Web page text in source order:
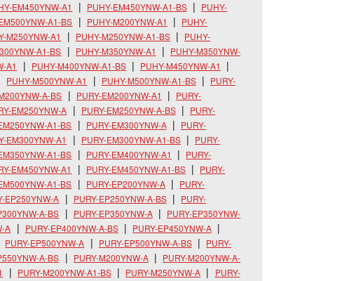
EM450YNW-A1 PUHY-EM450YNW-A1-BS
PUHY-
A1-BS PUHY-M200YNW-A1
PUHY-
M250YNW-A1 PUHY-M250YNW-A1-BS
PUHY-
A1-BS PUHY-M350YNW-A1
PUHY-M350YNW-
A1 PUHY-M400YNW-A1-BS
PUHY-M450YNW-A1
PUHY-M500YNW-A1 PUHY-M500YNW-A1-BS
PURY-
A-BS PURY-EM200YNW-A1
PURY-
EM250YNW-A PURY-EM250YNW-A-BS
PURY-
A1-BS PURY-EM300YNW-A
PURY-
EM300YNW-A1 PURY-EM300YNW-A1-BS
PURY-
A1-BS PURY-EM400YNW-A1
PURY-
EM450YNW-A1 PURY-EM450YNW-A1-BS
PURY-
A1-BS PURY-EP200YNW-A
PURY-
EP250YNW-A PURY-EP250YNW-A-BS
PURY-
A-BS PURY-EP350YNW-A
PURY-EP350YNW-
A PURY-EP400YNW-A-BS
PURY-EP450YNW-A
PURY-EP500YNW-A PURY-EP500YNW-A-BS
PURY-
A-BS PURY-M200YNW-A
PURY-M200YNW-A-
PURY-M200YNW-A1-BS PURY-M250YNW-A
PURY-